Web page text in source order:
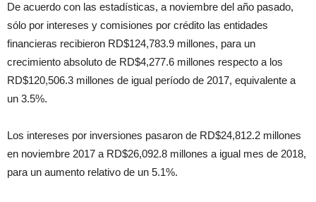
De acuerdo con las estadísticas, a noviembre del año pasado,
sólo por intereses y comisiones por crédito las entidades
financieras recibieron RD$124,783.9 millones, para un
crecimiento absoluto de RD$4,277.6 millones respecto a los
RD$120,506.3 millones de igual período de 2017, equivalente a
un 3.5%.
Los intereses por inversiones pasaron de RD$24,812.2 millones
en noviembre 2017 a RD$26,092.8 millones a igual mes de 2018,
para un aumento relativo de un 5.1%.